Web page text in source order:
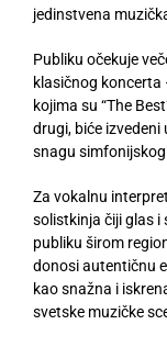
jedinstvena
Publiku očekuje
klasičnog koncerta
kojima su “The
drugi, biće
snagu
Za vokalnu
solistkinja čiji glas i
publiku širom
donosi autentičnu
kao snažna i
svetske muzičke